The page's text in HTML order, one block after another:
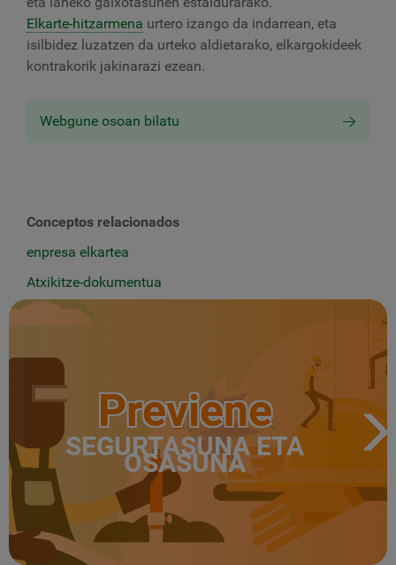
Elkarte-hitzarmena urtero izango da indarrean, eta
isilbidez luzatzen da urteko aldietarako, elkargokideek
kontrakorik jakinarazi ezean.
Webgune osoan bilatu
Conceptos relacionados
enpresa elkartea
Atxikitze-dokumentua
Previene
SEGURTASUNA ETA
OSASUNA